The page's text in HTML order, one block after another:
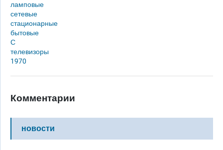
ламповые
сетевые
стационарные
бытовые
С
телевизоры
1970
Комментарии
новости